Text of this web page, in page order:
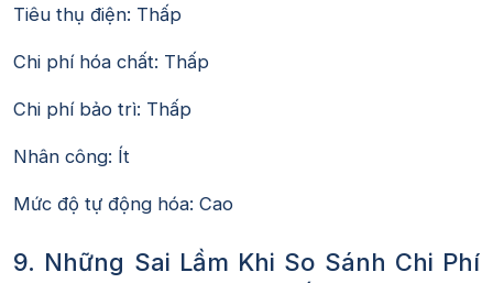
Tiêu thụ điện: Thấp
Chi phí hóa chất: Thấp
Chi phí bảo trì: Thấp
Nhân công: Ít
Mức độ tự động hóa: Cao
9. Những Sai Lầm Khi So Sánh Chi Phí